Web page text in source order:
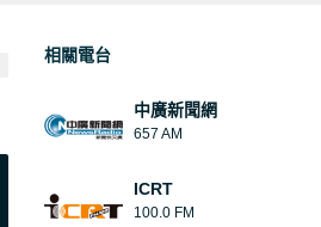
相關電台
中廣新聞網
657 AM
ICRT
100.0 FM